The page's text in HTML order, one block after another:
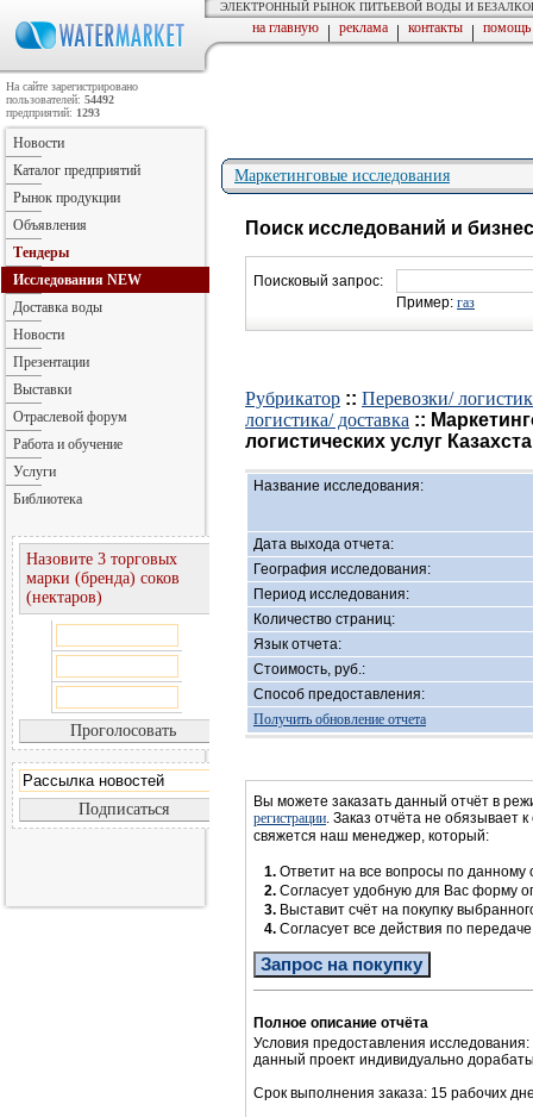
ЭЛЕКТРОННЫЙ РЫНОК ПИТЬЕВОЙ ВОДЫ И
на главную | реклама | контакты | помощь
Маркетинговые исследования
Поиск исследований и
Поисковый запрос:
Пример: газ
Рубрикатор :: Перевозки/
логистика/ доставка ::
логистических услуг
Название исследования:
Дата выхода отчета:
География исследования:
Период исследования:
Количество страниц:
Язык отчета:
Стоимость, руб.:
Способ предоставления:
Получить обновление отчета
Вы можете заказать данный отчёт в
регистрации. Заказ отчёта не обязывает
свяжется наш менеджер, который:
1. Ответит на все вопросы по данному
2. Согласует удобную для Вас форму
3. Выставит счёт на покупку
4. Согласует все действия по
Запрос на покупку
Полное описание отчёта
Условия предоставления исследования:
данный проект индивидуально
Срок выполнения заказа: 15 рабочих
На сайте зарегистрировано
пользователей: 54492
предприятий: 1293
Новости
Каталог предприятий
Рынок продукции
Объявления
Тендеры
Исследования NEW
Доставка воды
Новости
Презентации
Выставки
Отраслевой форум
Работа и обучение
Услуги
Библиотека
Назовите 3 торговых
марки (бренда) соков
(нектаров)